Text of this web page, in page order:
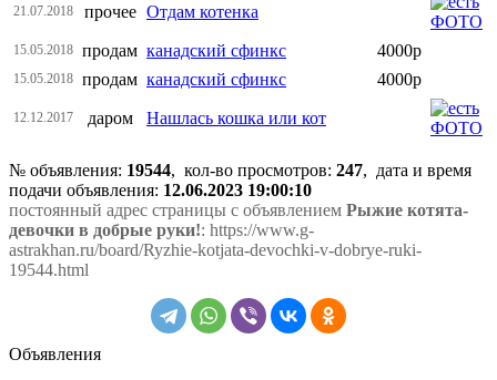
21.07.2018 прочее Отдам котенка
15.05.2018 продам канадский сфинкс 4000р
15.05.2018 продам канадский сфинкс 4000р
12.12.2017 даром Нашлась кошка или кот
№ объявления: 19544, кол-во просмотров: 247, дата и время
подачи объявления: 12.06.2023 19:00:10
постоянный адрес страницы с объявлением Рыжие котята-
девочки в добрые руки!: https://www.g-
astrakhan.ru/board/Ryzhie-kotjata-devochki-v-dobrye-ruki-
19544.html
Объявления